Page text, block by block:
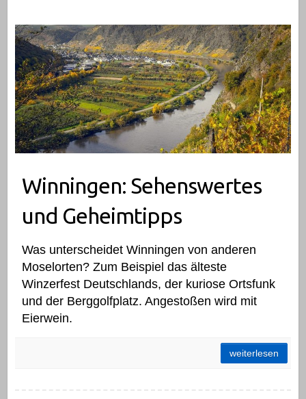
Winningen: Sehenswertes
und Geheimtipps
Was unterscheidet Winningen von anderen
Moselorten? Zum Beispiel das älteste
Winzerfest Deutschlands, der kuriose Ortsfunk
und der Berggolfplatz. Angestoßen wird mit
Eierwein.
weiterlesen